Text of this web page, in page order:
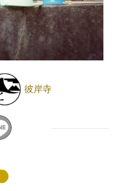
彼岸寺